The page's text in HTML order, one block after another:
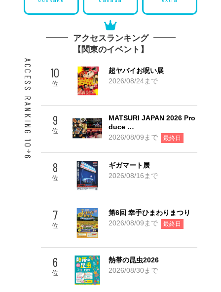
アクセスランキング
【関東のイベント】
ACCESS RANKING 10
6
10
位
超ヤバイお呪い展
2026/08/24まで
9
位
MATSURI JAPAN 2026 Pro
duce …
2026/08/09まで 最終日
8
位
ギガマート展
2026/08/16まで
7
位
第6回 幸手ひまわりまつり
2026/08/09まで 最終日
6
位
熱帯の昆虫2026
2026/08/30まで